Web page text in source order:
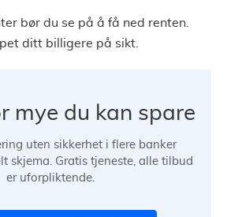
bør du se på å få ned renten.
ditt billigere på sikt.
mye du kan spare
uten sikkerhet i flere banker
skjema. Gratis tjeneste, alle tilbud
er uforpliktende.